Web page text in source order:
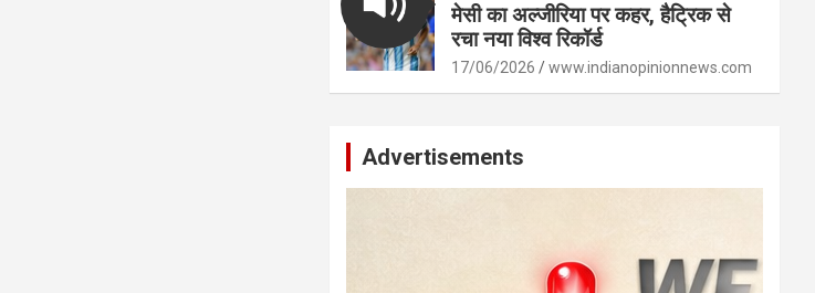
मेसी का अल्जीरिया पर कहर, हैट्रिक से
रचा नया विश्व रिकॉर्ड
17/06/2026 www.indianopinionnews.com
Advertisements